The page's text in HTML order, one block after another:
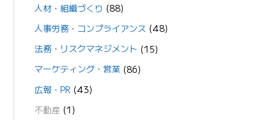
人材・組織づくり (88)
人事労務・コンプライアンス (48)
法務・リスクマネジメント (15)
マーケティング・営業 (86)
広報・PR (43)
不動産 (1)